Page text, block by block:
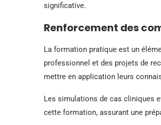
significative.
Renforcement des
La formation pratique est un
professionnel et des projets de
mettre en application leurs
Les simulations de cas cliniques
cette formation, assurant une